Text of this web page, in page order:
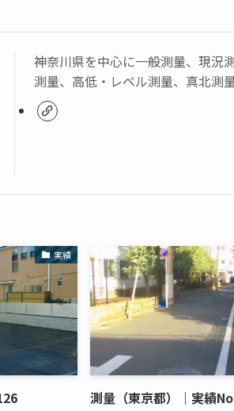
神奈川県を中心に一般測量、現況
測量、高低・レベル測量、真北測
実績
測量（東京都）｜実績